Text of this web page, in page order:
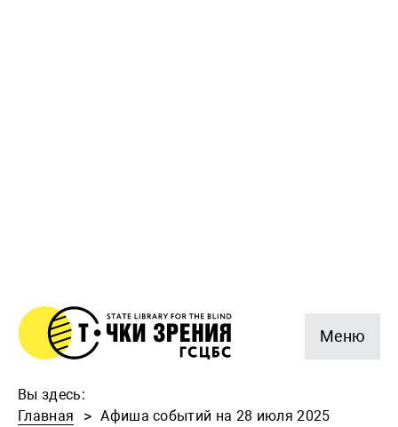
Меню
Вы здесь:
Главная
Афиша событий на 28 июля 2025